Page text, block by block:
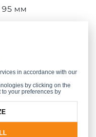
95 мм
MB-CAD.
нашими акціями!
in accordance with our
by clicking on the
your preferences by